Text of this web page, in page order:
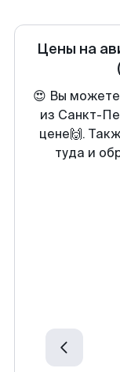
Цены на
😍 Вы можете
из Санкт-
цене🙌.
туда и